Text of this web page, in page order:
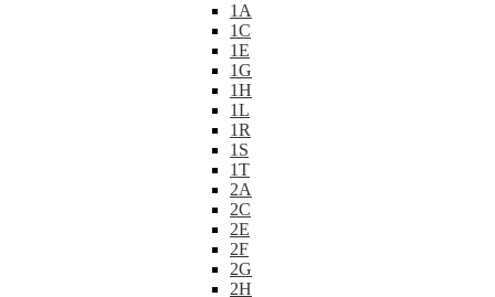
1A
1C
1E
1G
1H
1L
1R
1S
1T
2A
2C
2E
2F
2G
2H